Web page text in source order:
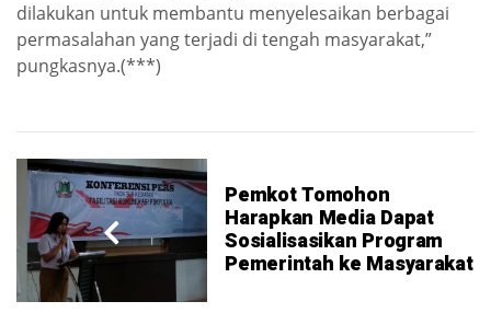
dilakukan untuk membantu menyelesaikan berbagai
permasalahan yang terjadi di tengah masyarakat,”
pungkasnya.(***)
Pemkot Tomohon
Harapkan Media Dapat
Sosialisasikan Program
Pemerintah ke Masyarakat